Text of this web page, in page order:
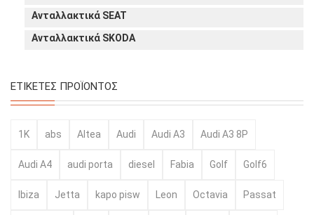
Ανταλλακτικά SEAT
Ανταλλακτικά SKODA
ΕΤΙΚΈΤΕΣ ΠΡΟΪΌΝΤΟΣ
1K abs Altea Audi Audi A3 Audi A3 8P
Audi A4 audi porta diesel Fabia Golf Golf6
Ibiza Jetta kapo pisw Leon Octavia Passat